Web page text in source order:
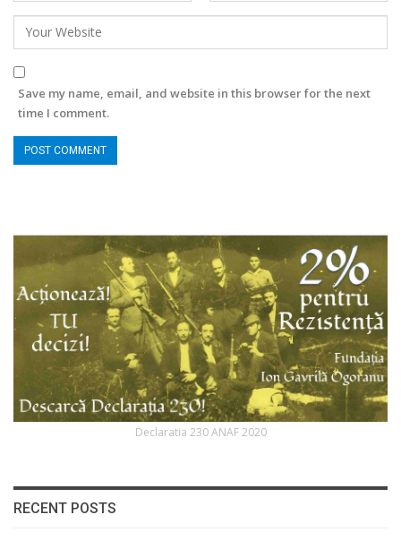
Save my name, email, and website in this browser for the next
time I comment.
Declaratia 230 ANAF 2020
RECENT POSTS